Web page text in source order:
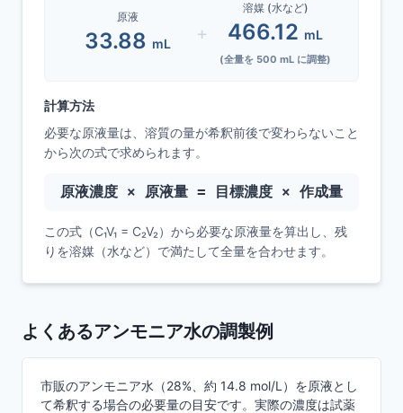
原液
33.88 mL +
溶媒 (水など)
466.12 mL
(全量を 500 mL に調整)
計算方法
必要な原液量は、溶質の量が希釈前後で変わらないこと
から次の式で求められます。
原液濃度 × 原液量 = 目標濃度 × 作成量
この式（C₁V₁ = C₂V₂）から必要な原液量を算出し、残
りを溶媒（水など）で満たして全量を合わせます。
よくあるアンモニア水の調製例
市販のアンモニア水（28%、約 14.8 mol/L）を原液とし
て希釈する場合の必要量の目安です。実際の濃度は試薬